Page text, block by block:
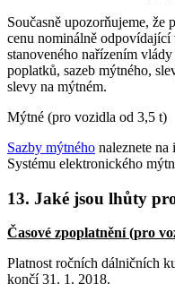
Současně upozorňujeme, že
cenu nominálně
stanoveného nařízením
poplatků, sazeb mýtného,
slevy na mýtném.
Mýtné (pro vozidla od 3,5 t)
Sazby mýtného naleznete
Systému elektronického
13. Jaké jsou lhůty
Časové zpoplatnění (pro
Platnost ročních dálničních
končí 31. 1. 2018.